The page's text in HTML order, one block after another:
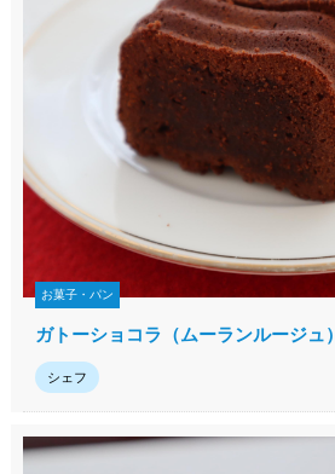
お菓子・パン
ガトーショコラ（ムーランルージュ）
シェフ